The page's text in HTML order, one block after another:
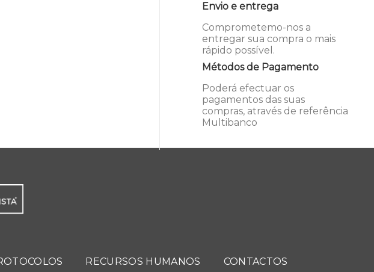
Envio e entrega
Comprometemo-nos a
entregar sua compra o mais
rápido possível.
Métodos de Pagamento
Poderá efectuar os
pagamentos das suas
compras, através de referência
Multibanco
RECURSOS HUMANOS CONTACTOS